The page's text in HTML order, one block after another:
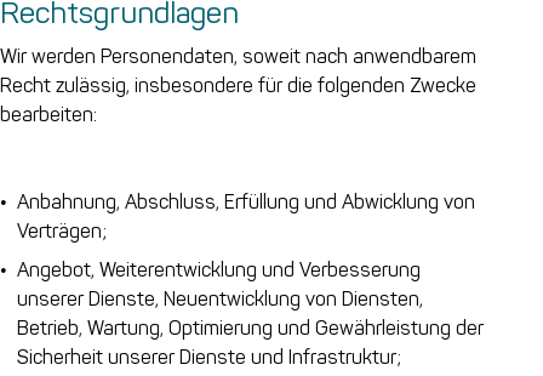
Rechtsgrundlagen
Wir werden Personendaten, soweit nach anwendbarem
Recht zulässig, insbesondere für die folgenden Zwecke
bearbeiten:
Anbahnung, Abschluss, Erfüllung und Abwicklung von
Verträgen;
Angebot, Weiterentwicklung und Verbesserung
unserer Dienste, Neuentwicklung von Diensten,
Betrieb, Wartung, Optimierung und Gewährleistung der
Sicherheit unserer Dienste und Infrastruktur;